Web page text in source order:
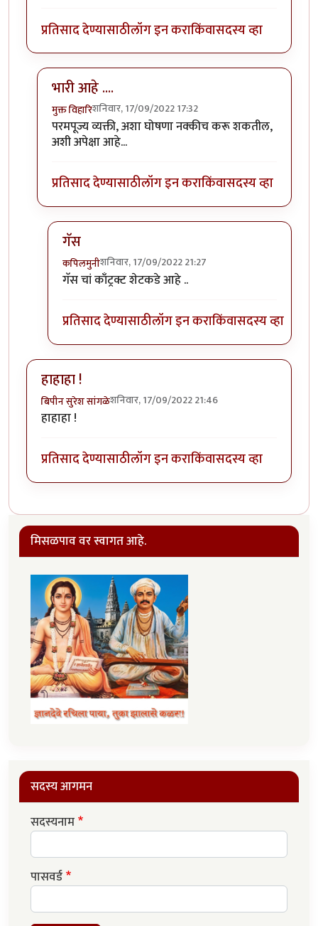
प्रतिसाद देण्यासाठीलॉग इन कराकिंवासदस्य व्हा
भारी आहे ....
मुक्त विहारिशनिवार, 17/09/2022 17:32
In reply toपुढच्या टप्यातbyधर्मराजमुटके
परमपूज्य व्यक्ती, अशा घोषणा नक्कीच करू शकतील,
अशी अपेक्षा आहे...
प्रतिसाद देण्यासाठीलॉग इन कराकिंवासदस्य व्हा
गॅस
कपिलमुनीशनिवार, 17/09/2022 21:27
In reply toभारी आहे ....byमुक्त विहारि
गॅस चां काँट्रक्ट शेटकडे आहे ..
प्रतिसाद देण्यासाठीलॉग इन कराकिंवासदस्य व्हा
हाहाहा !
बिपीन सुरेश सांगळेशनिवार, 17/09/2022 21:46
हाहाहा !
प्रतिसाद देण्यासाठीलॉग इन कराकिंवासदस्य व्हा
मिसळपाव वर स्वागत आहे.
सदस्य आगमन
सदस्यनाम
पासवर्ड